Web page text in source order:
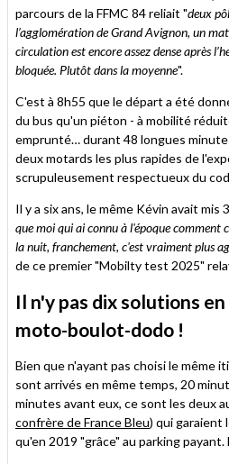
parcours de la FFMC 84 reliait "deux
l’agglomération de Grand Avignon, un
circulation est encore assez dense après
bloquée. Plutôt dans la moyenne".
C'est à 8h55 que le départ a été
du bus qu'un piéton - à mobilité
emprunté… durant 48 longues
deux motards les plus rapides de
scrupuleusement respectueux du
Il y a six ans, le même Kévin avait mis
que moi qui ai connu à l'époque
la nuit, franchement, c'est vraiment plus
de ce premier "Mobilty test 2025"
Il n'y pas dix solutions en
moto-boulot-dodo !
Bien que n'ayant pas choisi le même
sont arrivés en même temps, 20
minutes avant eux, ce sont les deux
confrère de France Bleu) qui garaient
qu'en 2019 "grâce" au parking payant.